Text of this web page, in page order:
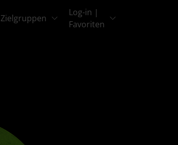
Zielgruppen
Log-in |
Favoriten